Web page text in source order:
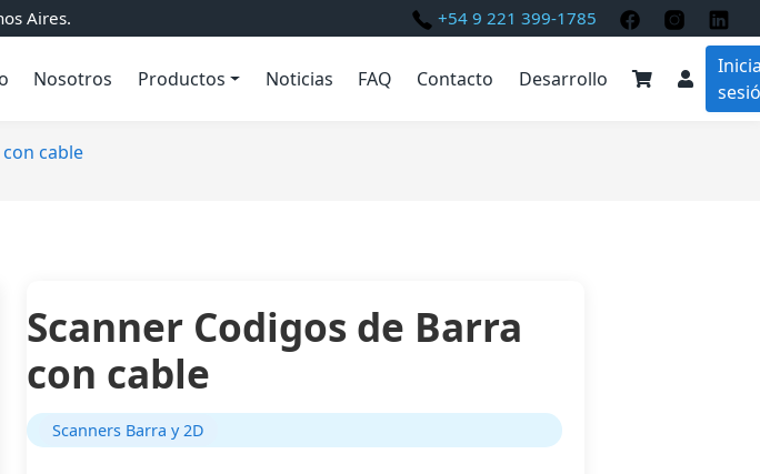
Aires. +54 9 221 399-1785
Nosotros Productos Noticias FAQ Contacto Desarrollo
cable
Scanner Codigos de Barra
con cable
Scanners Barra y 2D